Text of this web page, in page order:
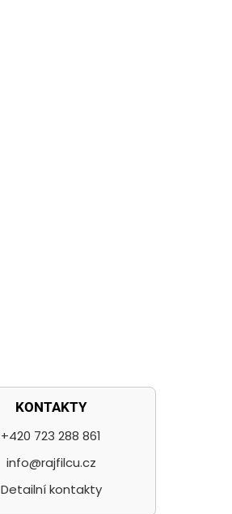
KONTAKTY
+420 723 288 861
info@rajfilcu.cz
Detailní kontakty